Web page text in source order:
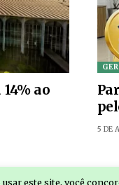
usar este site, você
ao
5 DE